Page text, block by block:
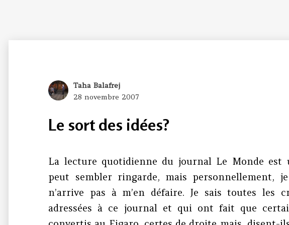
Author
Taha Balafrej
Posted
28 novembre 2007
Le sort des idées?
La lecture quotidienne du journal Le Monde est
peut sembler ringarde, mais personnellement,
n’arrive pas à m’en défaire. Je sais toutes les
adressées à ce journal et qui ont fait que